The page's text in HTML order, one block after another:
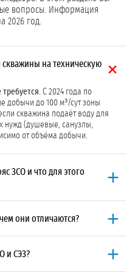
вопросы. Информация
2026 год.
на техническую
С 2024 года по
добычи до 100 м³/сут зоны
скважина подаёт воду для
нужд (душевые, санузлы,
от объёма добычи.
ЗСО и что для этого
По СанПиН 2.1.4.1110-02
и 30 м для защищённого
и согласования с
они отличаются?
выдаётся после экспертизы
мероприятий СанПиН. Для его
и СЭЗ?
6.5 КоАП РФ: до 30 000 ₽ за